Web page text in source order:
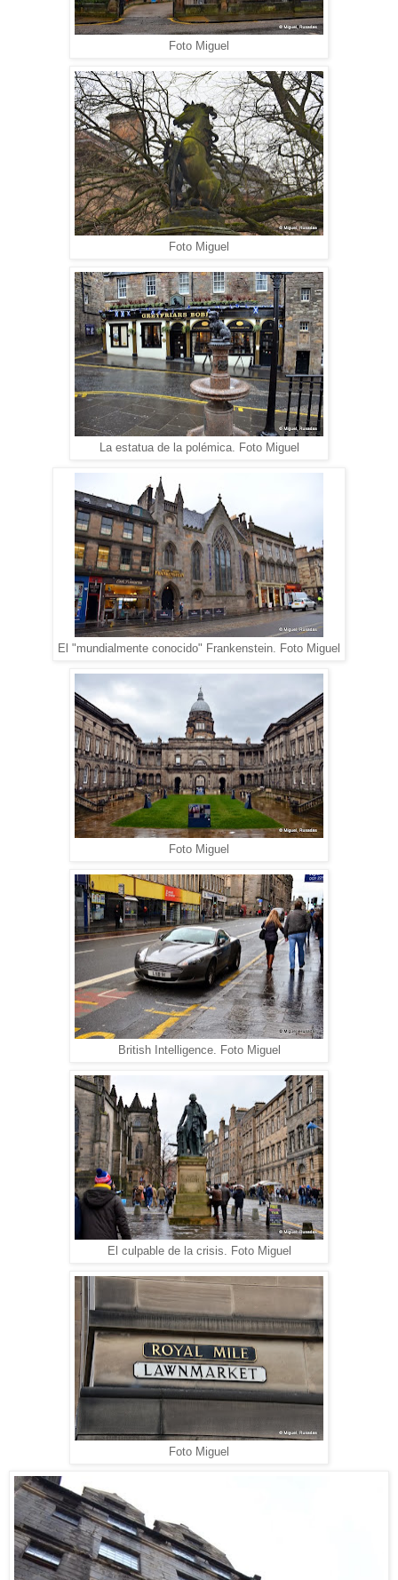
Foto Miguel
Foto Miguel
La estatua de la polémica. Foto Miguel
El "mundialmente conocido" Frankenstein. Foto Miguel
Foto Miguel
British Intelligence. Foto Miguel
El culpable de la crisis. Foto Miguel
Foto Miguel